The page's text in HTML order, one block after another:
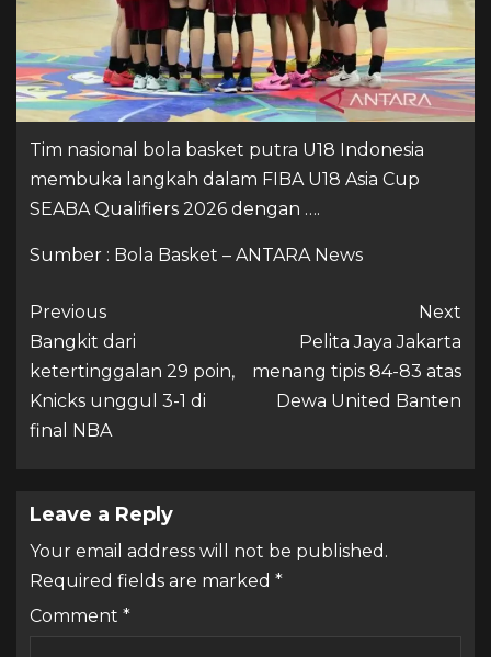
Tim nasional bola basket putra U18 Indonesia
membuka langkah dalam FIBA U18 Asia Cup
SEABA Qualifiers 2026 dengan ….
Sumber : Bola Basket – ANTARA News
Previous
Bangkit dari
ketertinggalan 29 poin,
Knicks unggul 3-1 di
final NBA
Next
Pelita Jaya Jakarta
menang tipis 84-83 atas
Dewa United Banten
Leave a Reply
Your email address will not be published.
Required fields are marked *
Comment *